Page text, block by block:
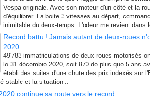
Vespa originale. Avec son moteur d'un côté et la
d'équilibrer. La boite 3 vitesses au départ,
inimitable du deux-temps. L'odeur me revient dans
Record battu ! Jamais autant de deux-roues
2020
49'783 immatriculations de deux-roues motorisés
le 31 décembre 2020, soit 970 de plus que 5 ans
établi des suites d'une chute des prix indexés sur
stable et la situation...
continue sa route vers le record